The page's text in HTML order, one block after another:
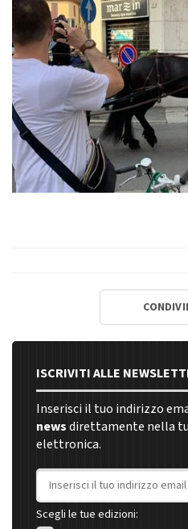
ISCRIVITI ALLE
Inserisci il tuo indirizzo
newsdirettamente nella
elettronica.
Indirizzo email
Scegli le tue edizioni: